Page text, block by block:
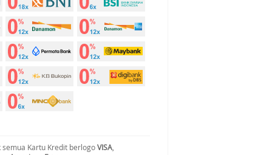
Kartu Kredit berlogoVISA